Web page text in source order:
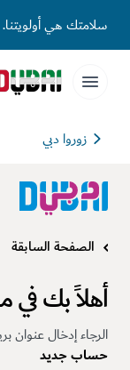
سلامتك هي أولويتنا.
زوروا دبي
الصفحة السابقة
أهلاً بك في
الرجاء إدخال عنوان
حساب جديد